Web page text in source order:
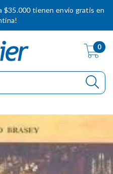
$35.000 tienen envío gratis en
0